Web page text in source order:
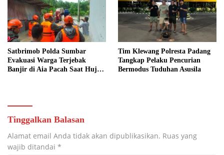
Satbrimob Polda Sumbar
Evakuasi Warga Terjebak
Banjir di Aia Pacah Saat Hujan
Tim Klewang Polresta Padang
Tangkap Pelaku Pencurian
Bermodus Tuduhan Asusila
Tinggalkan Balasan
Alamat email Anda tidak akan dipublikasikan. Ruas yang
wajib ditandai *